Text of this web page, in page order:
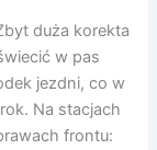
duża korekta
w pas
jezdni, co w
Na stacjach
frontu: